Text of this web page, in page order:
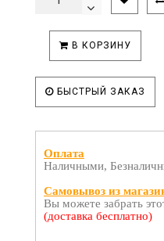
В КОРЗИНУ
БЫСТРЫЙ ЗАКАЗ
Оплата
Наличными,
Самовывоз из
Вы можете забрать
(доставка бесплатно)